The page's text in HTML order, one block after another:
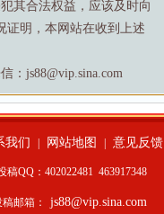
其合法权益，应该及时向
证明，本网站在收到上述
：js88@vip.sina.com
我们 网站地图 意见反馈
稿QQ：402022481 463917348
邮箱： js88@vip.sina.com